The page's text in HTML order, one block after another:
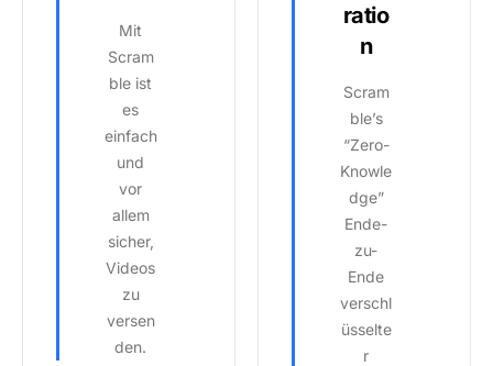
Mit
Scram
ble ist
es
einfach
und
vor
allem
sicher,
Videos
zu
versen
den.
ratio
n
Scram
ble’s
“Zero-
Knowle
dge”
Ende-
zu-
Ende
verschl
üsselte
r